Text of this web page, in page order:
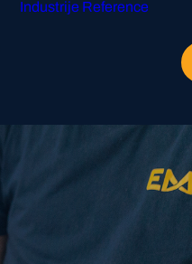
Industrije Reference